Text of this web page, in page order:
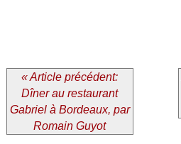
« Article précédent:
Dîner au restaurant
Gabriel à Bordeaux, par
Romain Guyot